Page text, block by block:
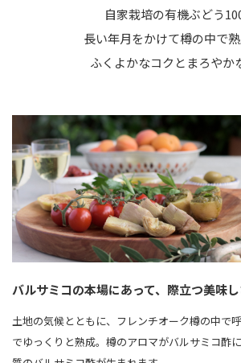
自家栽培の有機ぶどう
長い年月をかけて樽の中で
ふくよかなコクとまろやか
バルサミコの本場にあって、際立つ美味し
土地の気候とともに、フレンチオーク樽の中で
でゆっくりと熟成。樽のアロマがバルサミコ酢